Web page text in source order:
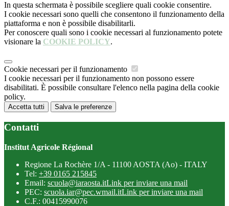
In questa schermata è possibile scegliere quali cookie consentire.
I cookie necessari sono quelli che consentono il funzionamento della
piattaforma e non è possibile disabilitarli.
Per conoscere quali sono i cookie necessari al funzionamento potete
visionare la COOKIE POLICY.
Cookie necessari per il funzionamento
I cookie necessari per il funzionamento non possono essere
disabilitati. È possibile consultare l'elenco nella pagina della cookie
policy.
Accetta tutti Salva le preferenze
Contatti
Institut Agricole Régional
Regione La Rochère 1/A - 11100 AOSTA (Ao) - ITALY
Tel: +39 0165 215845
Email: scuola@iaraosta.itLink per inviare una mail
PEC: scuola.iar@pec.wmail.itLink per inviare una mail
C.F.: 00415990076